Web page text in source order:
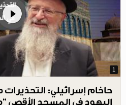
1
حاخام إسرائيلي:
اليهود في المسجد الأقصى